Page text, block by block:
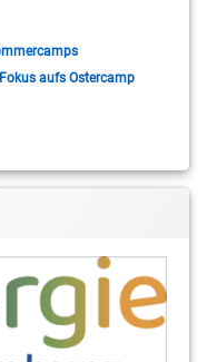
aufs Ostercamp